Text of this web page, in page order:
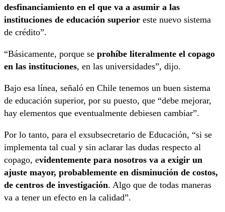
desfinanciamiento en el que va a asumir a las
instituciones de educación superior este nuevo sistema
de crédito”.
“Básicamente, porque se prohíbe literalmente el copago
en las instituciones, en las universidades”, dijo.
Bajo esa línea, señaló en Chile tenemos un buen sistema
de educación superior, por su puesto, que “debe mejorar,
hay elementos que eventualmente debiesen cambiar”.
Por lo tanto, para el exsubsecretario de Educación, “si se
implementa tal cual y sin aclarar las dudas respecto al
copago, evidentemente para nosotros va a exigir un
ajuste mayor, probablemente en disminución de costos,
de centros de investigación. Algo que de todas maneras
va a tener un efecto en la calidad”.